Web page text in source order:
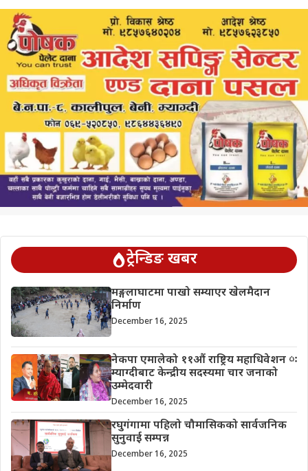
ट्रेन्डिङ खबर
मङ्गलाघाटमा पाखो सम्याएर खेलमैदान
निर्माण
December 16, 2025
नेकपा एमालेको ११औं राष्ट्रिय महाधिवेशन ः
म्याग्दीबाट केन्द्रीय सदस्यमा चार जनाको
उम्मेदवारी
December 16, 2025
रघुगंगामा पहिलो चौमासिकको सार्वजनिक
सुनुवाई सम्पन्न
December 16, 2025